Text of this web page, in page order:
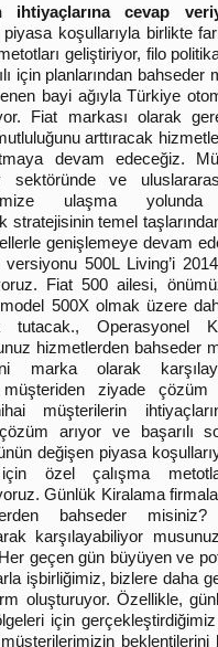
ihtiyaçlarına cevap
koşullarıyla birlikte
geliştiriyor, filo
için planlarından bahseder
bayi ağıyla Türkiye
Fiat markası olarak
arttıracak
devam edeceğiz.
sektöründe ve
ulaşma
stratejisinin temel
genişlemeye devam
500L Living’i 2014
Fiat 500 ailesi,
500X olmak üzere
tutacak., Operasyonel
hizmetlerden bahseder
marka olarak
ziyade çözüm
müşterilerin
arıyor ve başarılı
değişen piyasa
özel çalışma
Günlük Kiralama
bahseder
karşılayabiliyor
geçen gün büyüyen ve
işbirliğimiz, bizlere daha
oluşturuyor. Özellikle,
için
beklentilerini